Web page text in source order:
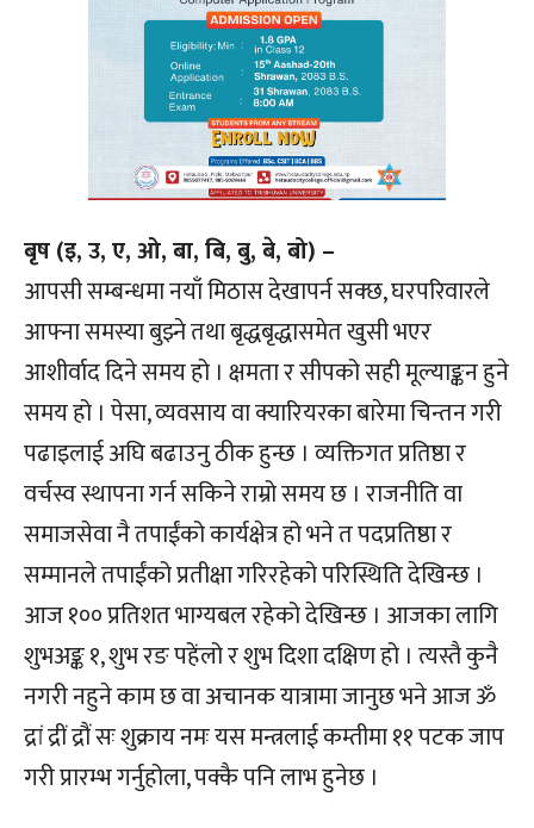
बृष (इ, उ, ए, ओ, बा, बि, बु, बे, बो) –
आपसी सम्बन्धमा नयाँ मिठास देखापर्न सक्छ, घरपरिवारले
आफ्ना समस्या बुझ्ने तथा बृद्धबृद्धासमेत खुसी भएर
आशीर्वाद दिने समय हो । क्षमता र सीपको सही मूल्याङ्कन हुने
समय हो । पेसा, व्यवसाय वा क्यारियरका बारेमा चिन्तन गरी
पढाइलाई अघि बढाउनु ठीक हुन्छ । व्यक्तिगत प्रतिष्ठा र
वर्चस्व स्थापना गर्न सकिने राम्रो समय छ । राजनीति वा
समाजसेवा नै तपाईंको कार्यक्षेत्र हो भने त पदप्रतिष्ठा र
सम्मानले तपाईंको प्रतीक्षा गरिरहेको परिस्थिति देखिन्छ ।
आज १०० प्रतिशत भाग्यबल रहेको देखिन्छ । आजका लागि
शुभअङ्क १, शुभ रङ पहेंलो र शुभ दिशा दक्षिण हो । त्यस्तै कुनै
नगरी नहुने काम छ वा अचानक यात्रामा जानुछ भने आज ॐ
द्रां द्रीं द्रौं सः शुक्राय नमः यस मन्त्रलाई कम्तीमा ११ पटक जाप
गरी प्रारम्भ गर्नुहोला, पक्कै पनि लाभ हुनेछ ।